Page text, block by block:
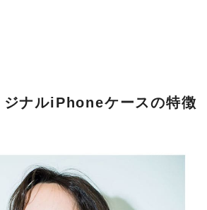
ナルiPhoneケースの特徴